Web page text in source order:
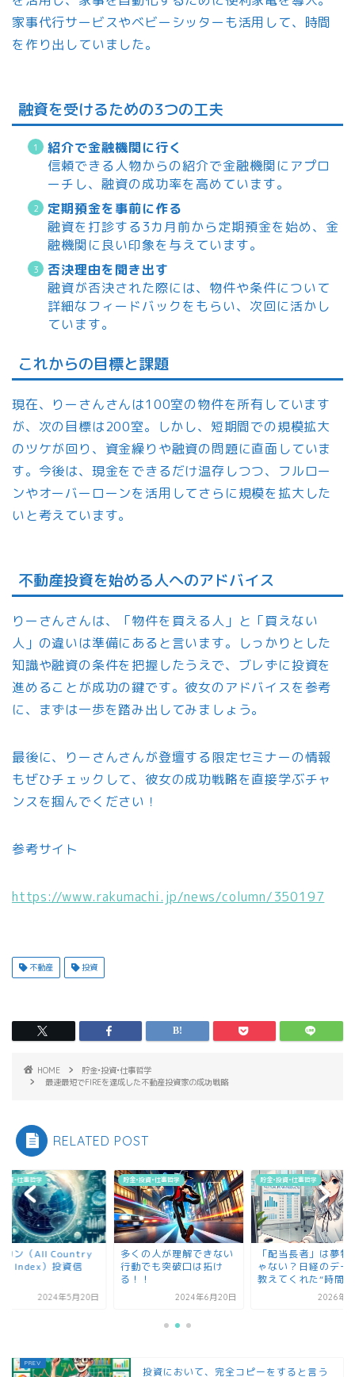
家事代行サービスやベビーシッターも活用して、時間
を作り出していました。
融資を受けるための3つの工夫
紹介で金融機関に行く
信頼できる人物からの紹介で金融機関にアプロ
ーチし、融資の成功率を高めています。
定期預金を事前に作る
融資を打診する3カ月前から定期預金を始め、金
融機関に良い印象を与えています。
否決理由を聞き出す
融資が否決された際には、物件や条件について
詳細なフィードバックをもらい、次回に活かし
ています。
これからの目標と課題
現在、りーさんさんは100室の物件を所有しています
が、次の目標は200室。しかし、短期間での規模拡大
のツケが回り、資金繰りや融資の問題に直面していま
す。今後は、現金をできるだけ温存しつつ、フルロー
ンやオーバーローンを活用してさらに規模を拡大した
いと考えています。
不動産投資を始める人へのアドバイス
りーさんさんは、「物件を買える人」と「買えない
人」の違いは準備にあると言います。しっかりとした
知識や融資の条件を把握したうえで、ブレずに投資を
進めることが成功の鍵です。彼女のアドバイスを参考
に、まずは一歩を踏み出してみましょう。
最後に、りーさんさんが登壇する限定セミナーの情報
もぜひチェックして、彼女の成功戦略を直接学ぶチャ
ンスを掴んでください！
参考サイト
https://www.rakumachi.jp/news/column/350197
不動産 投資
HOME
貯金•投資•仕事哲学
最速最短でFIREを達成した不動産投資家の成功戦略
RELATED POST
資•仕事哲学
カン（All Country
Index）投資信
2024年5月20日
貯金•投資•仕事哲学
多くの人が理解できない
行動でも突破口は拓け
る！！
2024年6月20日
貯金•投資•仕事哲学
「配当長者」は夢物
ゃない？日経のデー
教えてくれた“時間”
2026年7
投資において、完全コピーをすると言う